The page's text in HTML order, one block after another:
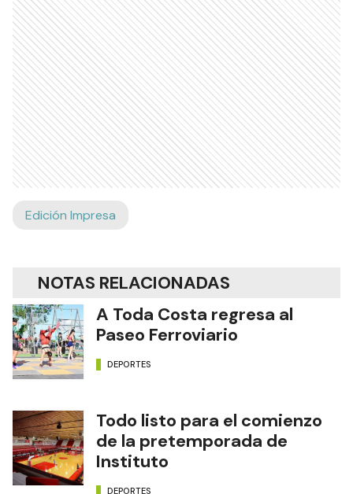
Edición Impresa
NOTAS RELACIONADAS
A Toda Costa regresa al
Paseo Ferroviario
DEPORTES
Todo listo para el comienzo
de la pretemporada de
Instituto
DEPORTES